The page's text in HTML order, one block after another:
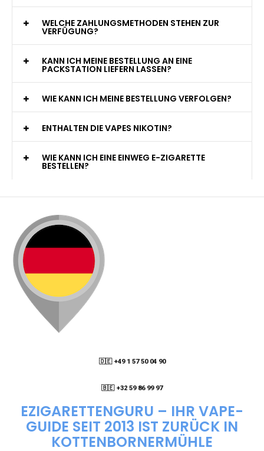
WELCHE ZAHLUNGSMETHODEN STEHEN ZUR
VERFÜGUNG?
KANN ICH MEINE BESTELLUNG AN EINE
PACKSTATION LIEFERN LASSEN?
WIE KANN ICH MEINE BESTELLUNG VERFOLGEN?
ENTHALTEN DIE VAPES NIKOTIN?
WIE KANN ICH EINE EINWEG E-ZIGARETTE
BESTELLEN?
🇩🇪 +49 1 57 50 04 90
🇧🇪 +32 59 86 99 97
EZIGARETTENGURU – IHR VAPE-
GUIDE SEIT 2013 IST ZURÜCK IN
KOTTENBORNERMÜHLE